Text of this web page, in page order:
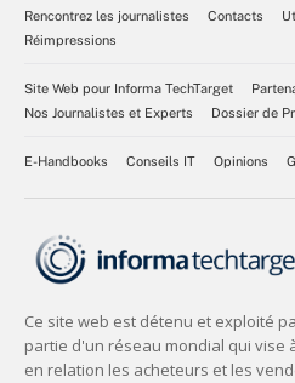
Rencontrez les journalistes
Contacts
Réimpressions
Site Web pour Informa TechTarget
Nos Journalistes et Experts
Dossier de
E-Handbooks Conseils IT Opinions